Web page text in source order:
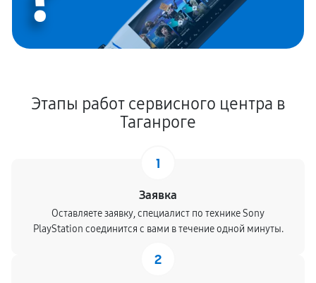
Этапы работ сервисного центра в
Таганроге
1
Заявка
Оставляете заявку, специалист по технике Sony
PlayStation соединится с вами в течение одной минуты.
2